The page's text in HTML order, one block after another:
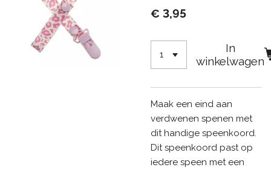
€ 3,95
In
winkelwagen
Maak een eind aan
verdwenen spenen met
dit handige speenkoord.
Dit speenkoord past op
iedere speen met een